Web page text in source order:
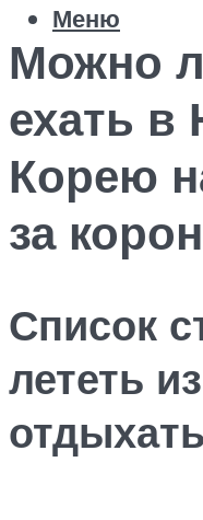
Меню
Можно
ехать
Корею
за
Список
лететь